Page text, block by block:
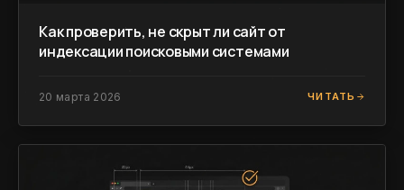
Как проверить, не скрыт ли сайт от
индексации поисковыми системами
20 марта 2026 ЧИТАТЬ